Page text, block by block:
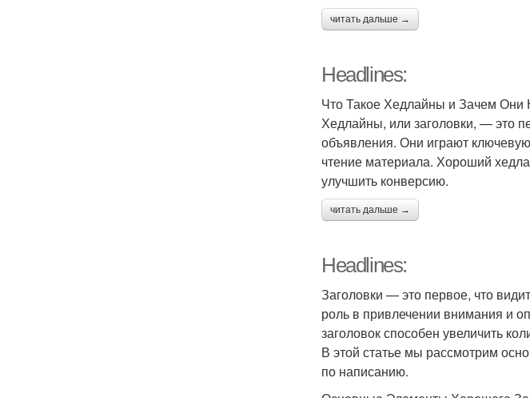
читать дальше →
Headlines:
Что Такое Хедлайны и Зачем
Хедлайны, или заголовки, — это
объявления. Они играют
чтение материала. Хороший
улучшить конверсию.
читать дальше →
Headlines:
Заголовки — это первое, что
роль в привлечении внимания и
заголовок способен увеличить
В этой статье мы рассмотрим
по написанию.